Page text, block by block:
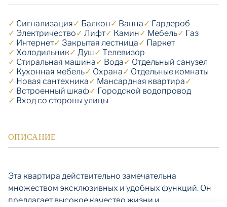
✓ Cигнализация✓ Балкон✓ Ванна✓ Гардероб
✓ Электричество✓ Лифт✓ Камин✓ Мебель✓ Газ
✓ Интернет✓ Закрытая лестница✓ Паркет
✓ Холодильник✓ Душ✓ Телевизор
✓ Стиральная машина✓ Вода✓ Отдельный санузел
✓ Кухонная мебель✓ Охрана✓ Отдельные комнаты
✓ Новая сантехника✓ Мансардная квартира✓
✓ Встроенный шкаф✓ Городской водопровод
✓ Вход со стороны улицы
ОПИСАНИЕ
Эта квартира действительно замечательна
множеством эксклюзивных и удобных функций. Он
предлагает высокое качество жизни и